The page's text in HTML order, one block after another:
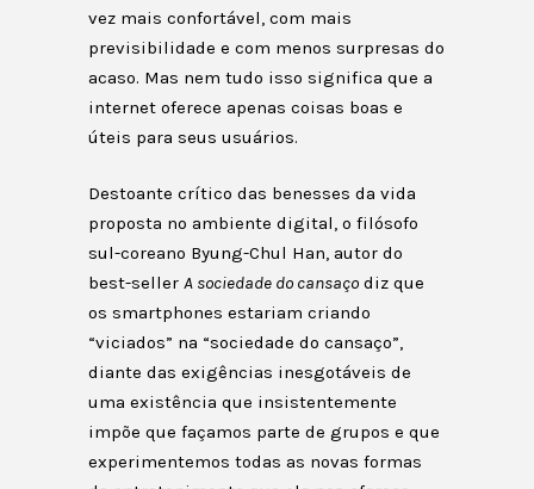
vez mais confortável, com mais
previsibilidade e com menos surpresas do
acaso. Mas nem tudo isso significa que a
internet oferece apenas coisas boas e
úteis para seus usuários.
Destoante crítico das benesses da vida
proposta no ambiente digital, o filósofo
sul-coreano Byung-Chul Han, autor do
best-seller A sociedade do cansaço diz que
os smartphones estariam criando
“viciados” na “sociedade do cansaço”,
diante das exigências inesgotáveis de
uma existência que insistentemente
impõe que façamos parte de grupos e que
experimentemos todas as novas formas